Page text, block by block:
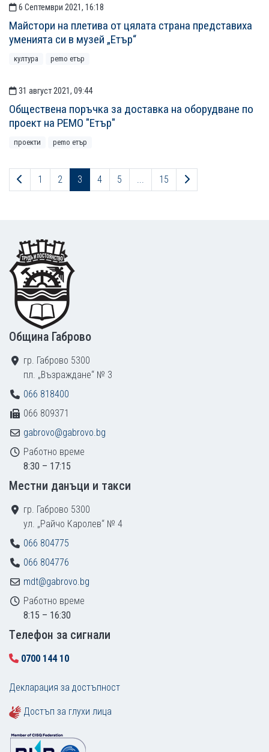
6 Септември 2021, 16:18
Майстори на плетива от цялата страна представиха
уменията си в музей „Етър“
култура рemo етър
31 август 2021, 09:44
Обществена поръчка за доставка на оборудване по
проект на РЕМО "Етър"
проекти рemo етър
Предходна страница
1 2 3 4 5 ... 15 Следваща
Footer
Община Габрово
гр. Габрово 5300
пл. „Възраждане“ № 3
066 818400
066 809371
gabrovo@gabrovo.bg
Работно време
8:30 – 17:15
Местни данъци и такси
гр. Габрово 5300
ул. „Райчо Каролев“ № 4
066 804775
066 804776
mdt@gabrovo.bg
Работно време
8:15 – 16:30
Tелефон за сигнали
0700 144 10
Декларация за достъпност
Достъп за глухи лица